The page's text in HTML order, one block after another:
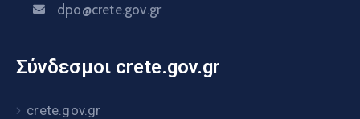
dpo@crete.gov.gr
Σύνδεσμοι crete.gov.gr
crete.gov.gr